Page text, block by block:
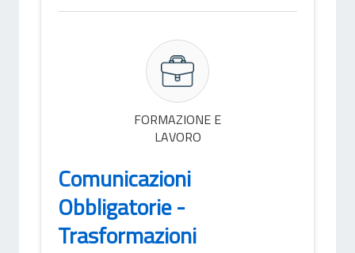
FORMAZIONE E
LAVORO
Comunicazioni
Obbligatorie -
Trasformazioni